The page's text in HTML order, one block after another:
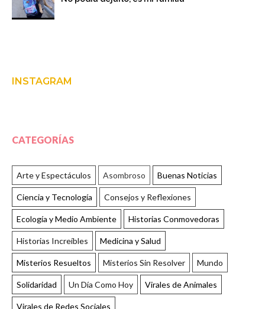
INSTAGRAM
CATEGORÍAS
Arte y Espectáculos Asombroso Buenas Noticias
Ciencia y Tecnología Consejos y Reflexiones
Ecología y Medio Ambiente Historias Conmovedoras
Historias Increíbles Medicina y Salud
Misterios Resueltos Misterios Sin Resolver Mundo
Solidaridad Un Día Como Hoy Virales de Animales
Virales de Redes Sociales